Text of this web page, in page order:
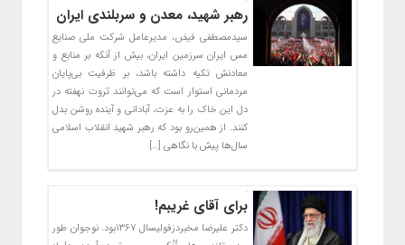
رهبر شهید، معدن و سربلندی ایران
سیدمصطفی‌‌ فیض، مدیرعامل شرکت ملی صنایع
مس ایران سرزمین ایران، بیش از آنکه بر منابع و
معادنش تکیه داشته باشد، بر ظرفیت بی‌پایان
مردمانی استوار است که می‌توانند ثروت نهفته در
دل این خاک را به عزت، آبادانی و آینده روشن بدل
کنند. از همین‌رو بود که رهبر شهید انقلاب اسلامی
سال‌ها پیش با نگاهی […]
برای آقای غریبم!
دکتر علیرضا مخبردزفولیسال ۱۳۶۷بود. نوجوان طور